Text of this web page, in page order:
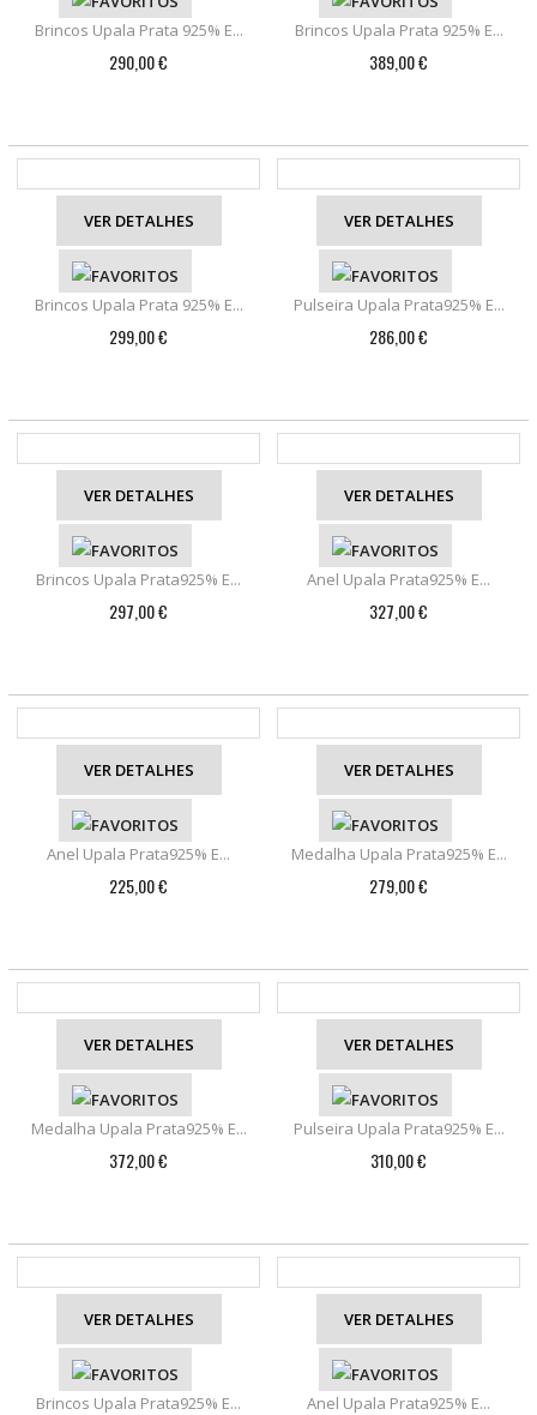
Brincos Upala Prata 925% E...
290,00 €
Brincos Upala Prata 925% E...
389,00 €
VER DETALHES
Brincos Upala Prata 925% E...
299,00 €
VER DETALHES
Pulseira Upala Prata925% E...
286,00 €
VER DETALHES
Brincos Upala Prata925% E...
297,00 €
VER DETALHES
Anel Upala Prata925% E...
327,00 €
VER DETALHES
Anel Upala Prata925% E...
225,00 €
VER DETALHES
Medalha Upala Prata925% E...
279,00 €
VER DETALHES
Medalha Upala Prata925% E...
372,00 €
VER DETALHES
Pulseira Upala Prata925% E...
310,00 €
VER DETALHES
Brincos Upala Prata925% E...
VER DETALHES
Anel Upala Prata925% E...